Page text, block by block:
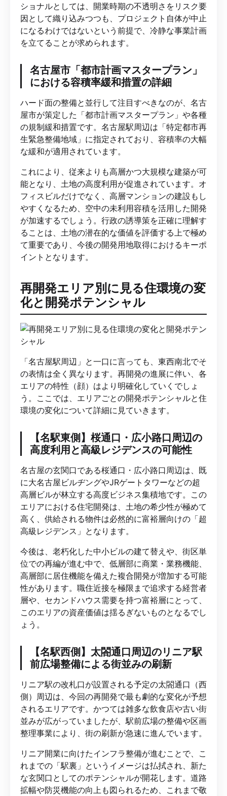
ショナルとしては、開業時期の不透明さをリスク要
因として織り込みつつも、プロジェクト自体が中止
になるわけではないという前提で、冷静な事業計画
を立てることが求められます。
名古屋市「都市計画マスタープラン」
における容積率緩和措置の詳細
ハード面の整備と並行して注目すべきなのが、名古
屋市が策定した「都市計画マスタープラン」や各種
の規制緩和措置です。名古屋駅周辺は「特定都市再
生緊急整備地域」に指定されており、容積率の大幅
な緩和が適用されています。
これにより、従来よりも高層かつ大規模な建築が可
能となり、土地の高度利用が促進されています。オ
フィスビルだけでなく、高層マンションの建設もし
やすくなるため、空中の未利用容積を活用した開発
が加速するでしょう。行政の誘導策を正確に理解す
ることは、土地の潜在的な価値を評価する上で極め
て重要であり、今後の開発用地取得におけるキーポ
イントとなります。
再開発エリア別に見る住環境の変
化と開発ポテンシャル
「名古屋駅周辺」と一口に言っても、東西南北でそ
の表情は全く異なります。再開発の進展に伴い、各
エリアの特性（顔）はより明確化していくでしょ
う。ここでは、エリアごとの開発ポテンシャルと住
環境の変化について詳細に見ていきます。
【名駅東側】桜通口・広小路口周辺の
高度利用と高級レジデンスの可能性
名古屋の玄関口である桜通口・広小路口周辺は、既
に大名古屋ビルヂングやJRゲートタワーなどの超
高層ビルが林立する高度ビジネス集積地です。この
エリアにおける住宅開発は、土地の希少性が極めて
高く、供給される物件は必然的に富裕層向けの「超
高級レジデンス」となります。
今後は、老朽化した中小ビルの建て替えや、街区単
位での再編が進む中で、低層部に商業・業務機能、
高層部に居住機能を備えた複合開発が増加する可能
性があります。職住近接を極限まで追求する経営者
層や、セカンドハウス需要を持つ富裕層にとって、
このエリアの資産価値は揺るぎないものとなるでし
ょう。
【名駅西側】太閤通口周辺のリニア駅
前広場整備による街並みの刷新
リニア駅の改札口が設置される予定の太閤通口（西
側）周辺は、今回の再開発で最も劇的な変化が予想
されるエリアです。かつては雑多な飲食店や古い街
並みが広がっていましたが、駅前広場の整備や区画
整理事業により、街の刷新が急速に進んでいます。
リニア開業に向けたインフラ整備が進むことで、こ
れまでの「駅裏」というイメージは払拭され、新た
な玄関口としてのポテンシャルが開花します。道路
拡幅や防災機能の向上も図られるため、これまで敬